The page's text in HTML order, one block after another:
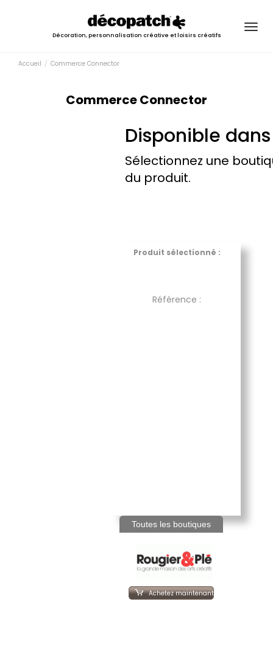
Décoration, personnalisation créative et loisirs créatifs
Accueil Commerce Connector
Commerce Connector
Disponible
Sélectionnez une
du produit.
Produit sélectionné :
Référence :
Toutes les boutiques
Achetez maintenant